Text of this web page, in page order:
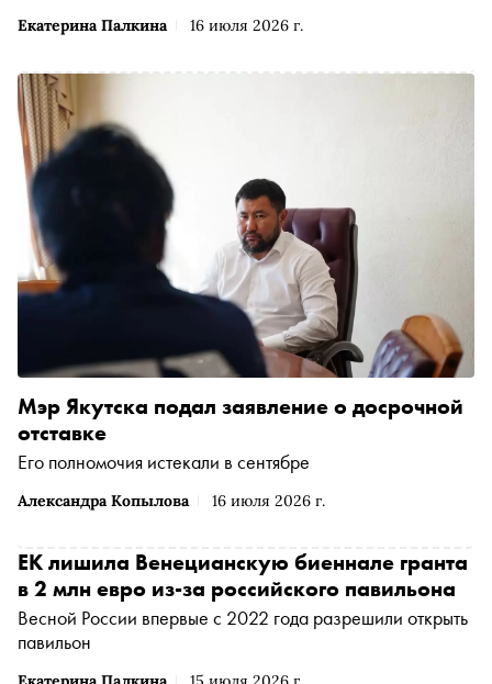
Екатерина Палкина 16 июля 2026 г.
Александра Копылова 16 июля 2026 г.
Мэр Якутска подал заявление о досрочной
отставке
Его полномочия истекали в сентябре
ЕК лишила Венецианскую биеннале гранта
в 2 млн евро из-за российского павильона
Весной России впервые с 2022 года разрешили открыть
павильон